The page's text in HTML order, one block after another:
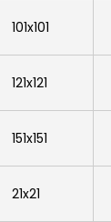
101x101
121x121
151x151
21x21